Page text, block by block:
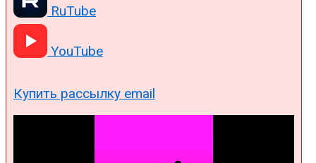
RuTube
YouTube
Купить рассылку email